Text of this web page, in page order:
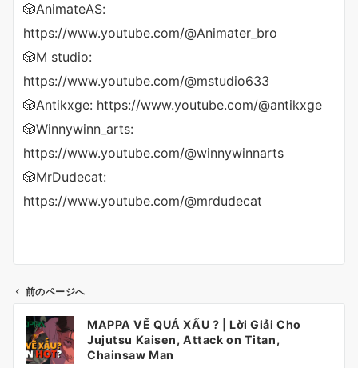
🎲AnimateAS:
https://www.youtube.com/@Animater_bro
🎲M studio:
https://www.youtube.com/@mstudio633
🎲Antikxge: https://www.youtube.com/@antikxge
🎲Winnywinn_arts:
https://www.youtube.com/@winnywinnarts
🎲MrDudecat:
https://www.youtube.com/@mrdudecat
前のページへ
MAPPA VẼ QUÁ XẤU ? | Lời Giải Cho
Jujutsu Kaisen, Attack on Titan,
Chainsaw Man